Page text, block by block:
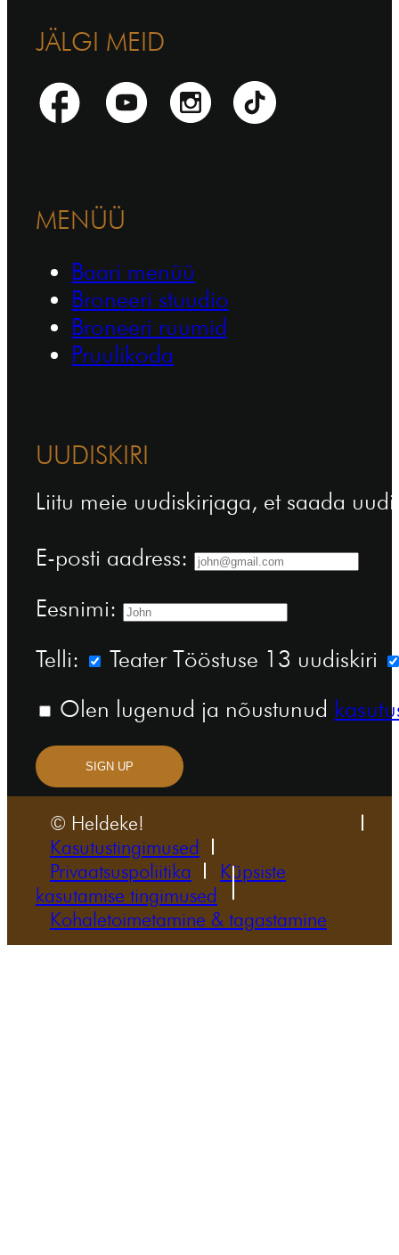
JÄLGI MEID
MENÜÜ
Baari menüü
Broneeri stuudio
Broneeri ruumid
Pruulikoda
UUDISKIRI
Liitu meie uudiskirjaga, et saada
E-posti aadress:
Eesnimi:
Telli:
Teater Tööstuse 13 uudiskiri
Olen lugenud ja nõustunud
SIGN UP
© Heldeke!
Kasutustingimused
Privaatsuspoliitika
Küpsiste
kasutamise tingimused
Kohaletoimetamine & tagastamine